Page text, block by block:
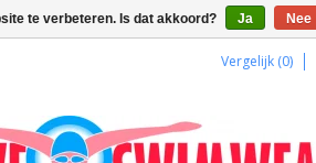
Vergelijk (0)
te verbeteren. Is dat akkoord? Ja Nee